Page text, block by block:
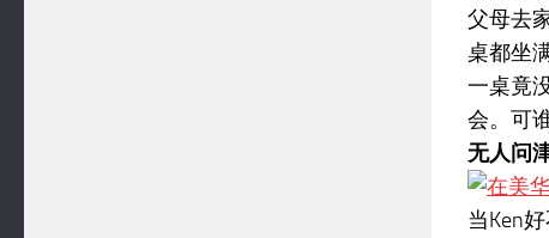
父母去
桌都坐
一桌竟
会。可
无人问
当Ken